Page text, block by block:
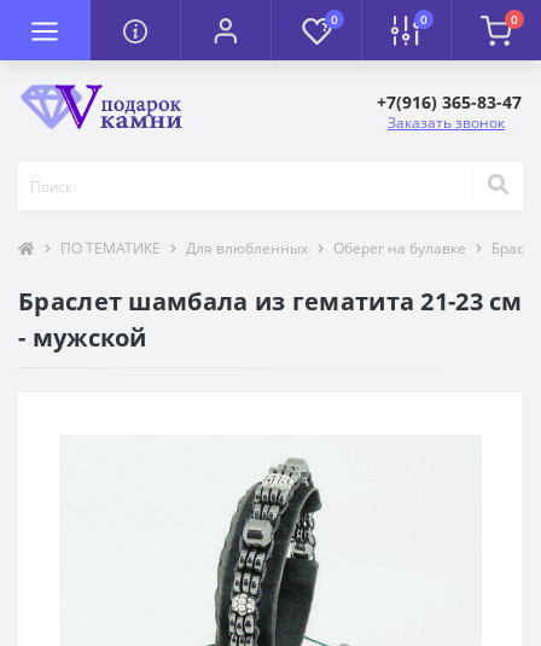
0 0 0
+7(916) 365-83-47
Заказать звонок
ПО ТЕМАТИКЕ Для влюбленных Оберег на булавке
Браслет шамбала из гематита 21-23 см
- мужской